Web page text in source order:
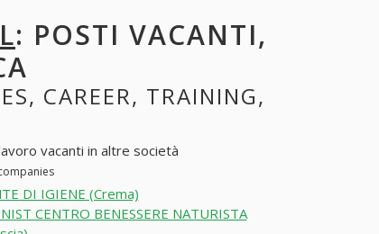
: POSTI VACANTI,
CAREER, TRAINING,
vacanti in altre società
DI IGIENE (Crema)
CENTRO BENESSERE NATURISTA